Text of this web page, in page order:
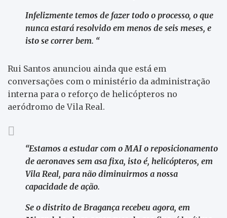
Infelizmente temos de fazer todo o processo, o que
nunca estará resolvido em menos de seis meses, e
isto se correr bem. “
Rui Santos anunciou ainda que está em
conversações com o ministério da administração
interna para o reforço de helicópteros no
aeródromo de Vila Real.
“Estamos a estudar com o MAI o reposicionamento
de aeronaves sem asa fixa, isto é, helicópteros, em
Vila Real, para não diminuirmos a nossa
capacidade de ação.
Se o distrito de Bragança recebeu agora, em